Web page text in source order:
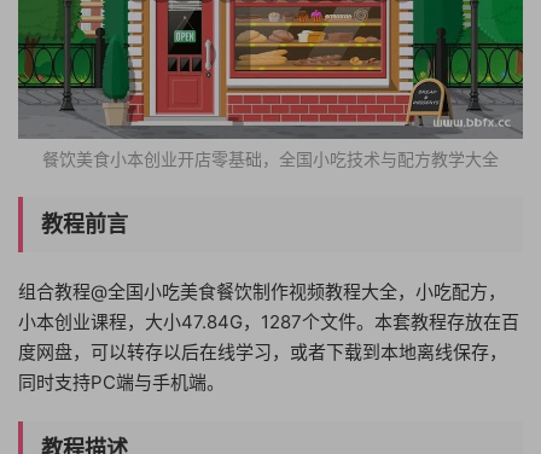
餐饮美食小本创业开店零基础，全国小吃技术与配方教学大全
教程前言
组合教程@全国小吃美食餐饮制作视频教程大全，小吃配方，
小本创业课程，大小47.84G，1287个文件。本套教程存放在百
度网盘，可以转存以后在线学习，或者下载到本地离线保存，
同时支持PC端与手机端。